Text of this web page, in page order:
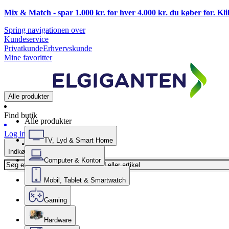
Mix & Match - spar 1.000 kr. for hver 4.000 kr. du køber for.
Spring navigationen over
Kundeservice
PrivatkundeErhvervskunde
Mine favoritter
Alle produkter
Find butik
Log ind
Indkøbskurv
Alle produkter
TV, Lyd & Smart Home
Computer & Kontor
Mobil, Tablet & Smartwatch
Gaming
Hardware